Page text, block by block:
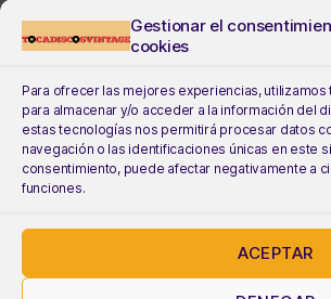
Gestionar el
cookies
Para ofrecer las mejores experiencias,
para almacenar y/o acceder a la información del
estas tecnologías nos permitirá procesar datos
navegación o las identificaciones únicas en este
consentimiento, puede afectar negativamente a
funciones.
ACEPTAR